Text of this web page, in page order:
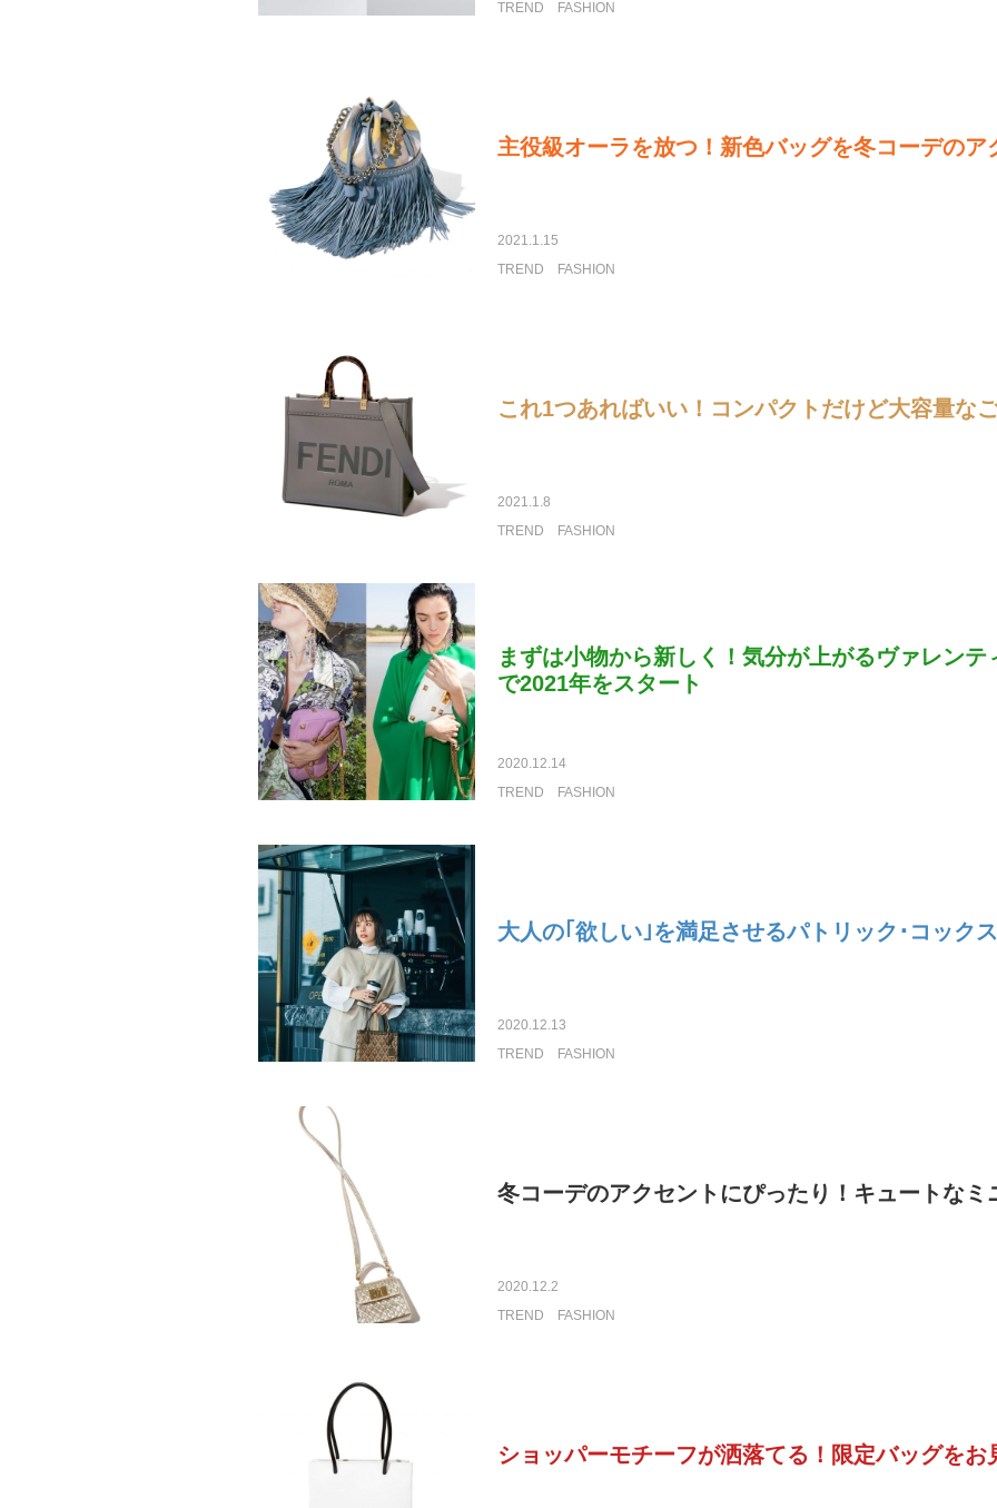
TREND
FASHION
主役級オーラを放つ！新色バッグを冬コーデのア
2021.1.15
TREND
FASHION
これ1つあればいい！コンパクトだけど大容量な
2021.1.8
TREND
FASHION
まずは小物から新しく！気分が上がるヴァレンテ
で2021年をスタート
2020.12.14
TREND
FASHION
大人の｢欲しい｣を満足させるパトリック･コック
2020.12.13
TREND
FASHION
冬コーデのアクセントにぴったり！キュートなミ
2020.12.2
TREND
FASHION
ショッパーモチーフが洒落てる！限定バッグをお